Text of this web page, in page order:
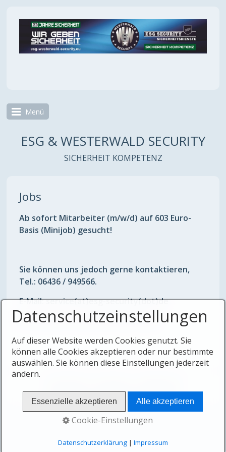
Menü
ESG & WESTERWALD SECURITY
SICHERHEIT KOMPETENZ
Jobs
Ab sofort Mitarbeiter (m/w/d) auf 603 Euro-
Basis (Minijob) gesucht!
Sie können uns jedoch gerne kontaktieren,
Tel.: 06436 / 949566.
E-Mail: service(at)esg-security(dot)de
Wir freuen uns auf ihre Bewerbung.
© 2026 ESG & WESTERWALD SECURITY
Datenschutzeinstellungen
Auf dieser Website werden Cookies genutzt. Sie
können alle Cookies akzeptieren oder nur bestimmte
auswählen. Sie können diese Einstellungen jederzeit
ändern.
Essenzielle akzeptieren Alle akzeptieren
Cookie-Einstellungen
Datenschutzerklärung| Impressum